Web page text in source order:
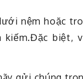
nệm hoặc
biệt,